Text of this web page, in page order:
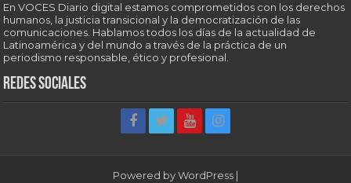
En VOCES Diario digital estamos comprometidos con los derechos
humanos, la justicia transicional y la democratización de las
comunicaciones. Hablamos todos los días de la actualidad de
Latinoamérica y del mundo a través de la práctica de un
periodismo responsable, ético y profesional.
Redes sociales
Powered byWordPress |